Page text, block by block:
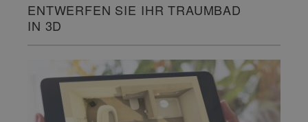
ENTWERFEN SIE IHR TRAUMBAD
IN 3D